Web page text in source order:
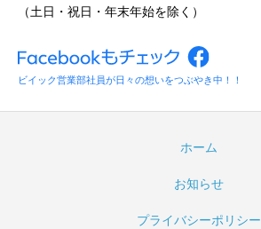
（土日・祝日・年末年始を除く）
ビイック営業部社員が日々の想いをつぶやき中！！
ホーム
お知らせ
プライバシーポリシー